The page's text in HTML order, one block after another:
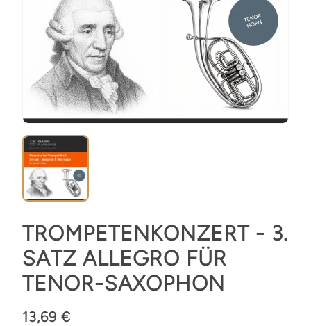
TROMPETENKONZERT - 3.
SATZ ALLEGRO FÜR
TENOR-SAXOPHON
13,69 €